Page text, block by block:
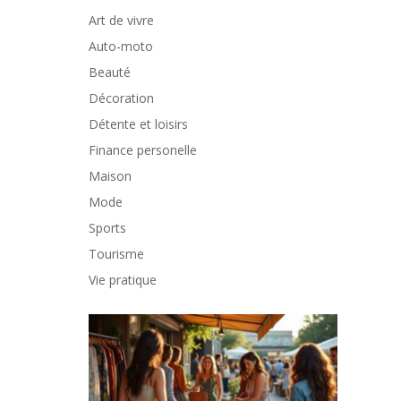
Art de vivre
Auto-moto
Beauté
Décoration
Détente et loisirs
Finance personelle
Maison
Mode
Sports
Tourisme
Vie pratique